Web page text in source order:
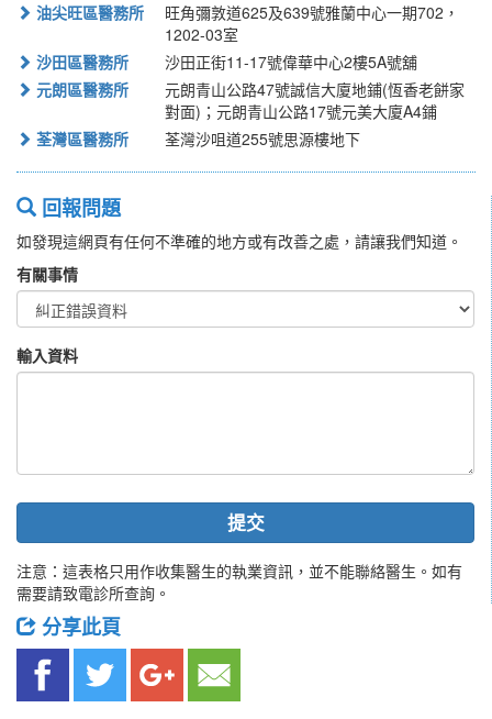
油尖旺區醫務所
旺角彌敦道625及639號雅蘭中心一期702，
1202-03室
沙田區醫務所
沙田正街11-17號偉華中心2樓5A號舖
元朗區醫務所
元朗青山公路47號誠信大廈地鋪(恆香老餅家
對面)；元朗青山公路17號元美大廈A4鋪
荃灣區醫務所
荃灣沙咀道255號思源樓地下
回報問題
如發現這網頁有任何不準確的地方或有改善之處，請讓我們知道。
有關事情
輸入資料
提交
注意：這表格只用作收集醫生的執業資訊，並不能聯絡醫生。如有
需要請致電診所查詢。
分享此頁